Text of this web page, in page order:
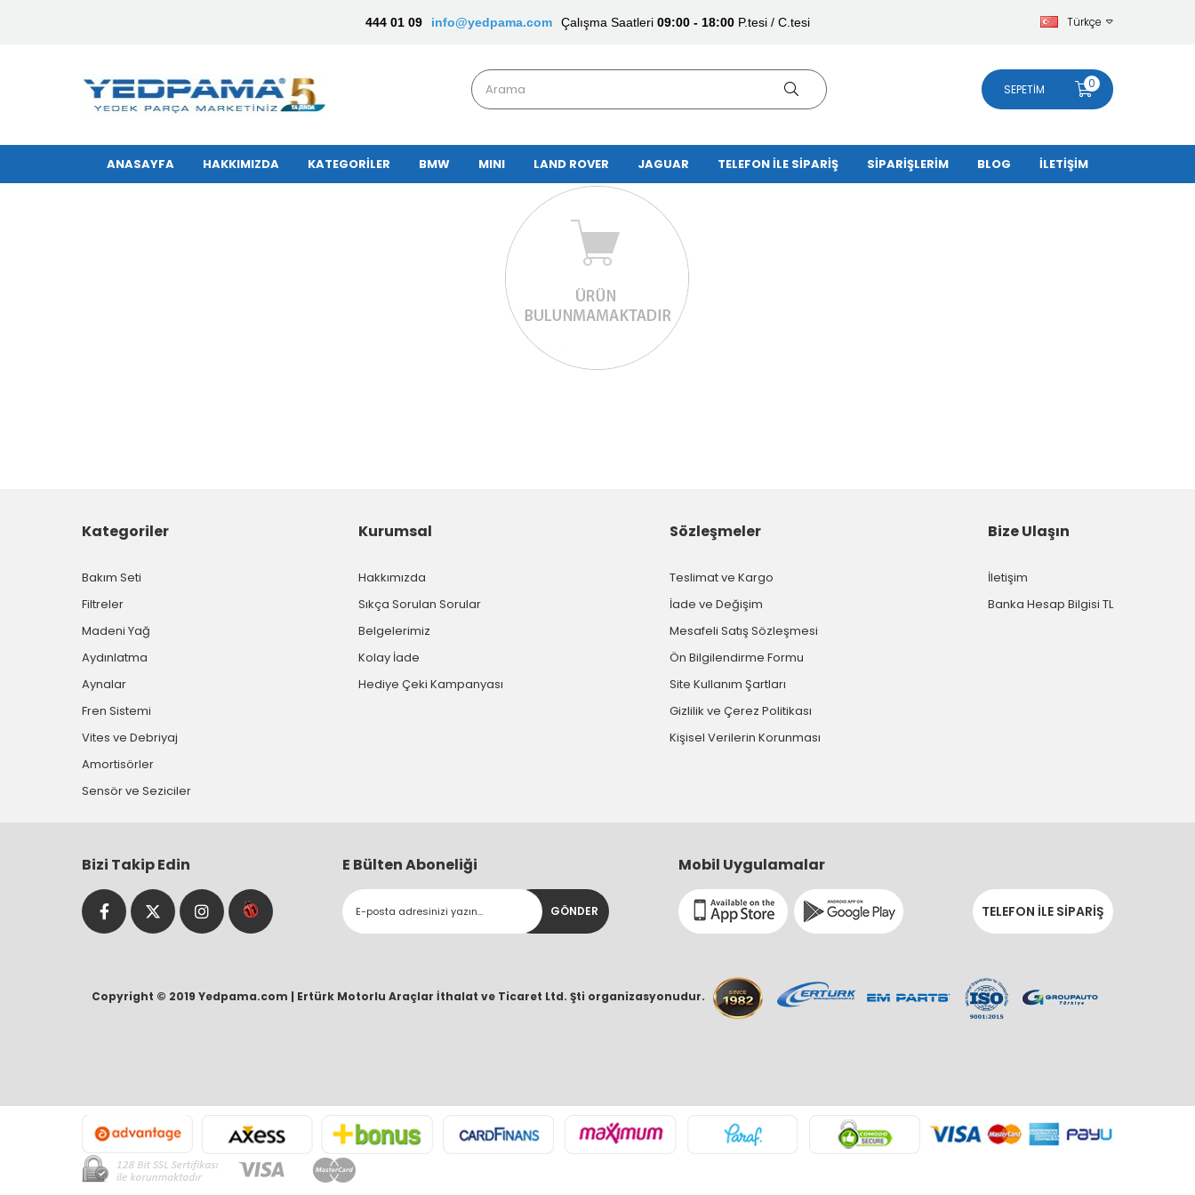
444 01 09 info@yedpama.com Çalışma Saatleri 09:00 - 18:00P.tesi / C.tesi Türkçe
SEPETIM 0
ANASAYFA HAKKIMIZDA KATEGORİLER BMW MINI LAND ROVER JAGUAR TELEFON İLE SİPARİŞ SİPARİŞLERİM BLOG İLETİŞİM
Kategoriler
Bakım Seti
Filtreler
Madeni Yağ
Aydınlatma
Aynalar
Fren Sistemi
Vites ve Debriyaj
Amortisörler
Sensör ve Seziciler
Kurumsal
Hakkımızda
Sıkça Sorulan Sorular
Belgelerimiz
Kolay İade
Hediye Çeki Kampanyası
Sözleşmeler
Teslimat ve Kargo
İade ve Değişim
Mesafeli Satış Sözleşmesi
Ön Bilgilendirme Formu
Site Kullanım Şartları
Gizlilik ve Çerez Politikası
Kişisel Verilerin Korunması
Bize Ulaşın
İletişim
Banka Hesap Bilgisi TL
Bizi Takip Edin E Bülten Aboneliği
GÖNDER
Mobil Uygulamalar
TELEFON İLE SİPARİŞ
Copyright © 2019 Yedpama.com | Ertürk Motorlu Araçlar İthalat ve Ticaret Ltd. Şti organizasyonudur.